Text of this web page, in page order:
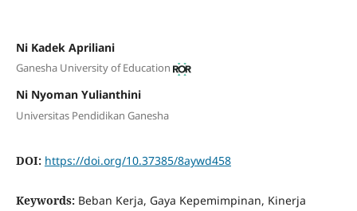
Ni Kadek Apriliani
Ganesha University of Education
Ni Nyoman Yulianthini
Universitas Pendidikan Ganesha
DOI: https://doi.org/10.37385/8aywd458
Keywords: Beban Kerja, Gaya Kepemimpinan, Kinerja